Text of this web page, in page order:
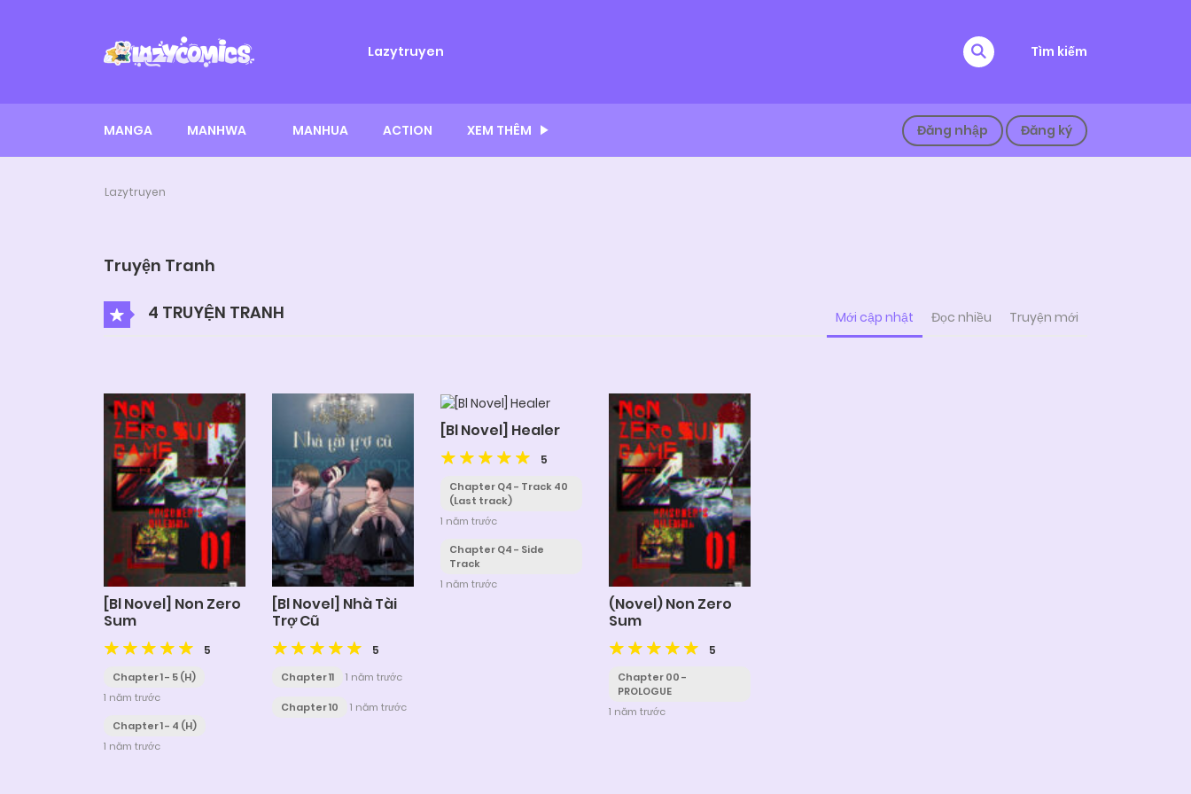
Lazytruyen Tìm kiếm
MANGA MANHWA MANHUA ACTION XEM THÊM Đăng nhập Đăng ký
Lazytruyen
Truyện Tranh
4 TRUYỆN TRANH Mới cập nhật Đọc nhiều Truyện mới
[Bl Novel] Non Zero
Sum
5
Chapter 1 - 5 (H)
1 năm trước
Chapter 1 - 4 (H)
1 năm trước
[Bl Novel] Nhà Tài
Trợ Cũ
5
Chapter 11 1 năm trước
Chapter 10 1 năm trước
[Bl Novel] Healer
5
Chapter Q4 - Track 40
(Last track)
1 năm trước
Chapter Q4 - Side
Track
1 năm trước
(Novel) Non Zero
Sum
5
Chapter 00 -
PROLOGUE
1 năm trước